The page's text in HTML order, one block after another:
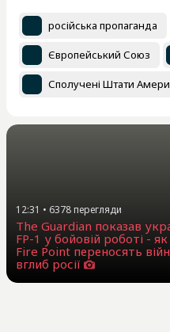
російська пропаганда
Європейський Союз
Сполучені Штати
12:31 • 6378перегляди
The Guardian показав
FP-1 у бойовій роботі -
Fire Point переносять
вглиб росії